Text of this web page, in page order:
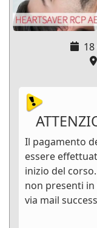
Il pagamento
essere
inizio del
non presenti
via mail